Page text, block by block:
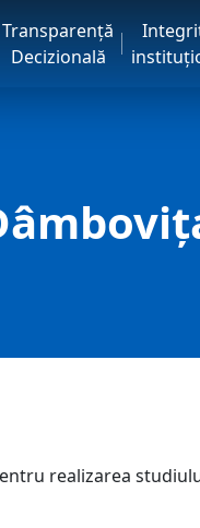
Transparență
Decizională
realizarea